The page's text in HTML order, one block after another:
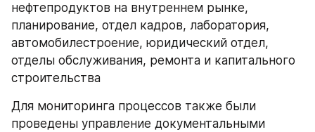
нефтепродуктов на внутреннем рынке,
планирование, отдел кадров, лаборатория,
автомобилестроение, юридический отдел,
отделы обслуживания, ремонта и капитального
строительства
Для мониторинга процессов также были
проведены управление документальными